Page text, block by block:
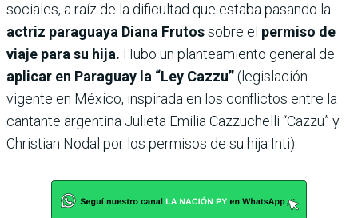
sociales, a raíz de la dificultad que estaba pasando la
actriz paraguaya Diana Frutossobre el permiso de
viaje para su hija. Hubo un planteamiento general de
aplicar en Paraguay la “Ley Cazzu”(legislación
vigente en México, inspirada en los conflictos entre la
cantante argentina Julieta Emilia Cazzuchelli “Cazzu” y
Christian Nodal por los permisos de su hija Inti).